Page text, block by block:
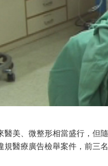
醫美、微整形相當盛行，但
規醫療廣告檢舉案件，前三